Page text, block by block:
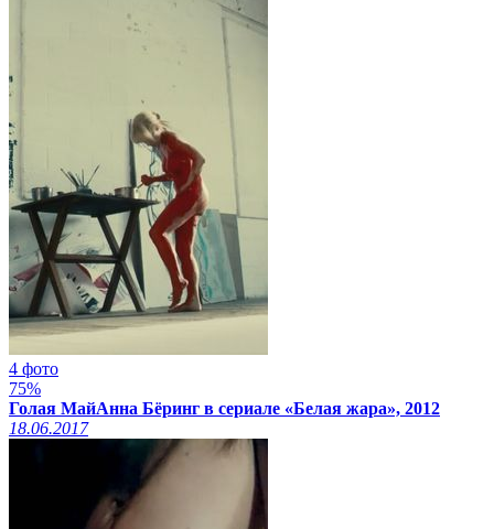
4 фото
75%
Голая МайАнна Бёринг в сериале «Белая жара», 2012
18.06.2017